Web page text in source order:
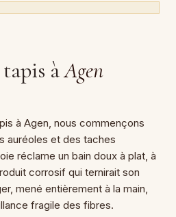
tapis àAgen
à Agen, nous commençons
auréoles et des taches
réclame un bain doux à plat, à
corrosif qui ternirait son
mené entièrement à la main,
fragile des fibres.